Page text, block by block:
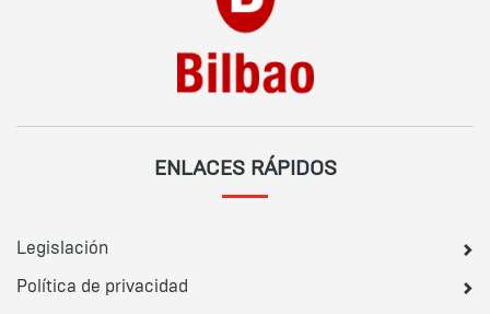
ENLACES RÁPIDOS
Legislación
Política de privacidad